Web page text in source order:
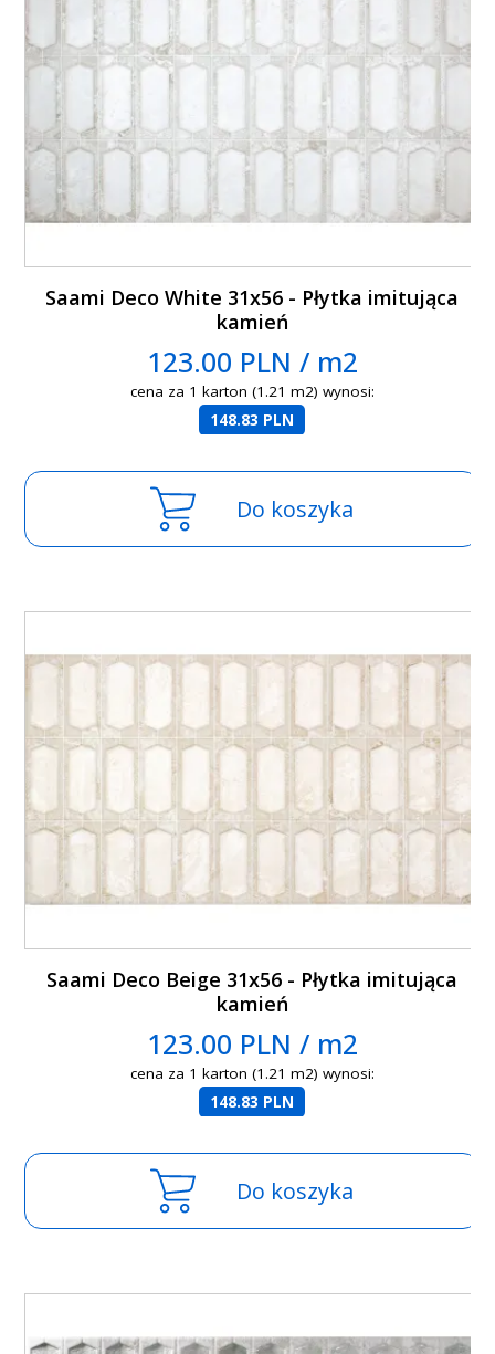
Saami Deco White 31x56 - Płytka imitująca
kamień
123.00 PLN / m2
cena za 1 karton (1.21 m2) wynosi:
148.83 PLN
Do koszyka
Saami Deco Beige 31x56 - Płytka imitująca
kamień
123.00 PLN / m2
cena za 1 karton (1.21 m2) wynosi:
148.83 PLN
Do koszyka